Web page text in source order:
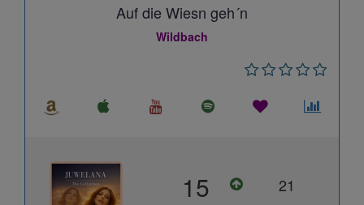
Auf die Wiesn geh´n
Wildbach
15 21